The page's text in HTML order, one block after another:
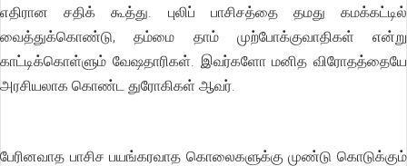
எதிரான சதிக் கூத்து. புலிப் பாசிசத்தை தமது கமக்கட்டில்
வைத்துக்கொண்டு, தம்மை தாம் முற்போக்குவாதிகள் என்று
காட்டிக்கொள்ளும் வேஷதாரிகள். இவர்களோ மனித விரோதத்தையே
அரசியலாக கொண்ட துரோகிகள் ஆவர்.
பேரினவாத பாசிச பயங்கரவாத கொலைகளுக்கு முண்டு கொடுக்கும்